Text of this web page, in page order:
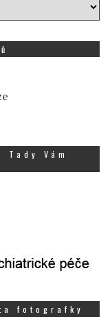
Vám
fotografky